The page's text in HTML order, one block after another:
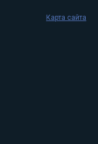
Карта сайта